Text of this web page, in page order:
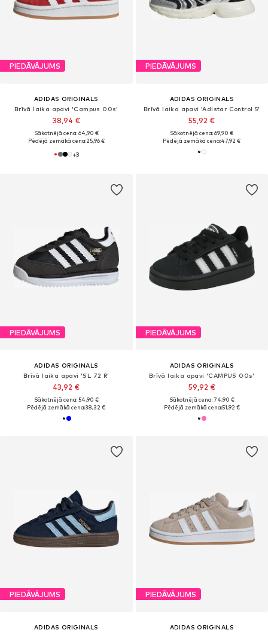
PIEDĀVĀJUMS
ADIDAS ORIGINALS
Brīvā laika apavi 'Campus 00s'
38,94 €
Sākotnējā cena: 64,90 €
Pēdējā zemākā cena:25,96 €
+3
PIEDĀVĀJUMS
ADIDAS ORIGINALS
Brīvā laika apavi 'Adistar Control 5'
55,92 €
Sākotnējā cena: 69,90 €
Pēdējā zemākā cena:47,92 €
PIEDĀVĀJUMS
ADIDAS ORIGINALS
Brīvā laika apavi 'SL 72 R'
43,92 €
Sākotnējā cena: 54,90 €
Pēdējā zemākā cena:38,32 €
PIEDĀVĀJUMS
ADIDAS ORIGINALS
Brīvā laika apavi 'CAMPUS 00s'
59,92 €
Sākotnējā cena: 74,90 €
Pēdējā zemākā cena:51,92 €
PIEDĀVĀJUMS
ADIDAS ORIGINALS
PIEDĀVĀJUMS
ADIDAS ORIGINALS